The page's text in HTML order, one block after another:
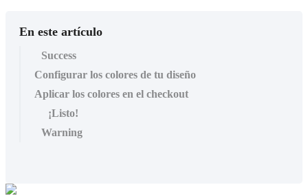
En este artículo
Success
Configurar los colores de tu diseño
Aplicar los colores en el checkout
¡Listo!
Warning